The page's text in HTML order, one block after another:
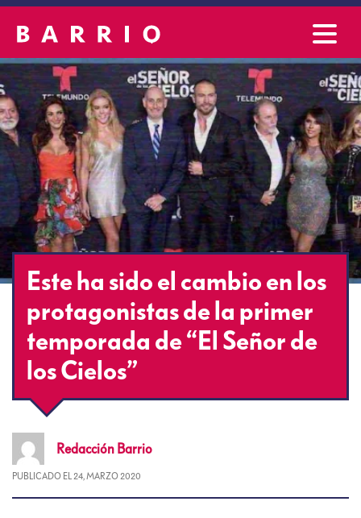
Este ha sido el cambio en los
protagonistas de la primer
temporada de “El Señor de
los Cielos”
Redacción Barrio
PUBLICADO EL 24, MARZO 2020